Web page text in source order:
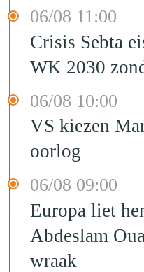
06/08 11:00
Crisis Sebta
WK 2030
06/08 10:00
VS kiezen
oorlog
06/08 09:00
Europa liet
Abdeslam
wraak